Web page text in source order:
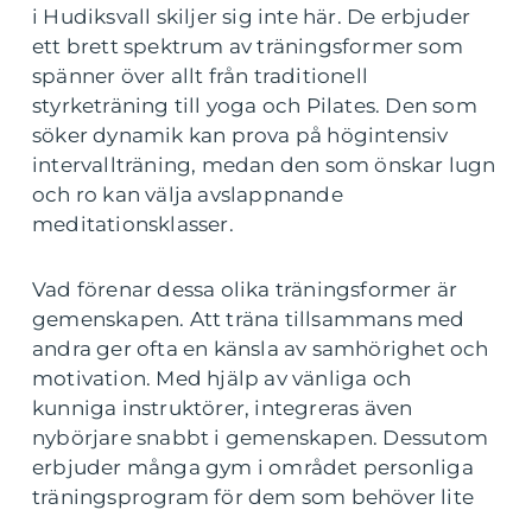
i Hudiksvall skiljer sig inte här. De erbjuder
ett brett spektrum av träningsformer som
spänner över allt från traditionell
styrketräning till yoga och Pilates. Den som
söker dynamik kan prova på högintensiv
intervallträning, medan den som önskar lugn
och ro kan välja avslappnande
meditationsklasser.
Vad förenar dessa olika träningsformer är
gemenskapen. Att träna tillsammans med
andra ger ofta en känsla av samhörighet och
motivation. Med hjälp av vänliga och
kunniga instruktörer, integreras även
nybörjare snabbt i gemenskapen. Dessutom
erbjuder många gym i området personliga
träningsprogram för dem som behöver lite